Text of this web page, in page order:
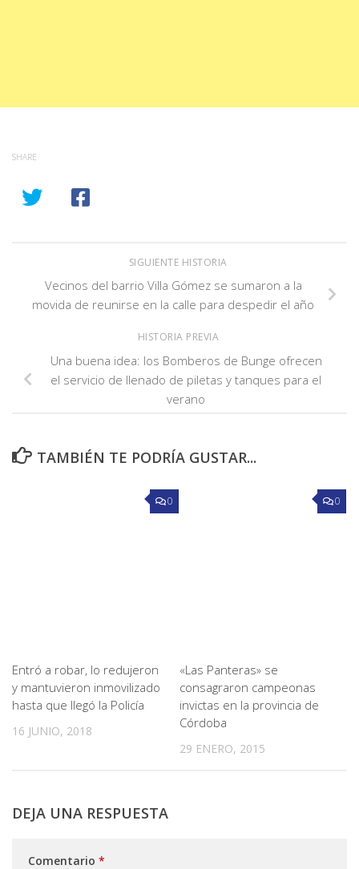
SHARE
SIGUIENTE HISTORIA
Vecinos del barrio Villa Gómez se sumaron a la
movida de reunirse en la calle para despedir el año
HISTORIA PREVIA
Una buena idea: los Bomberos de Bunge ofrecen
el servicio de llenado de piletas y tanques para el
verano
TAMBIÉN TE PODRÍA GUSTAR...
0
Entró a robar, lo redujeron
y mantuvieron inmovilizado
hasta que llegó la Policía
16 JUNIO, 2018
0
«Las Panteras» se
consagraron campeonas
invictas en la provincia de
Córdoba
29 ENERO, 2015
DEJA UNA RESPUESTA
Comentario *